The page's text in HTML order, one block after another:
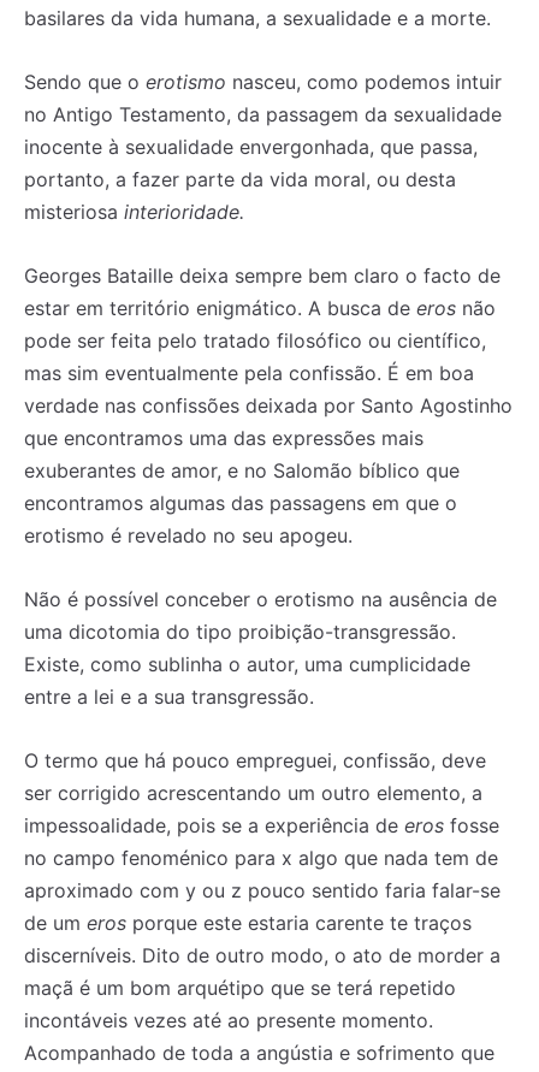
basilares da vida humana, a sexualidade e a morte.
Sendo que o erotismo nasceu, como podemos intuir
no Antigo Testamento, da passagem da sexualidade
inocente à sexualidade envergonhada, que passa,
portanto, a fazer parte da vida moral, ou desta
misteriosa interioridade.
Georges Bataille deixa sempre bem claro o facto de
estar em território enigmático. A busca de eros não
pode ser feita pelo tratado filosófico ou científico,
mas sim eventualmente pela confissão. É em boa
verdade nas confissões deixada por Santo Agostinho
que encontramos uma das expressões mais
exuberantes de amor, e no Salomão bíblico que
encontramos algumas das passagens em que o
erotismo é revelado no seu apogeu.
Não é possível conceber o erotismo na ausência de
uma dicotomia do tipo proibição-transgressão.
Existe, como sublinha o autor, uma cumplicidade
entre a lei e a sua transgressão.
O termo que há pouco empreguei, confissão, deve
ser corrigido acrescentando um outro elemento, a
impessoalidade, pois se a experiência de eros fosse
no campo fenoménico para x algo que nada tem de
aproximado com y ou z pouco sentido faria falar-se
de um eros porque este estaria carente te traços
discerníveis. Dito de outro modo, o ato de morder a
maçã é um bom arquétipo que se terá repetido
incontáveis vezes até ao presente momento.
Acompanhado de toda a angústia e sofrimento que